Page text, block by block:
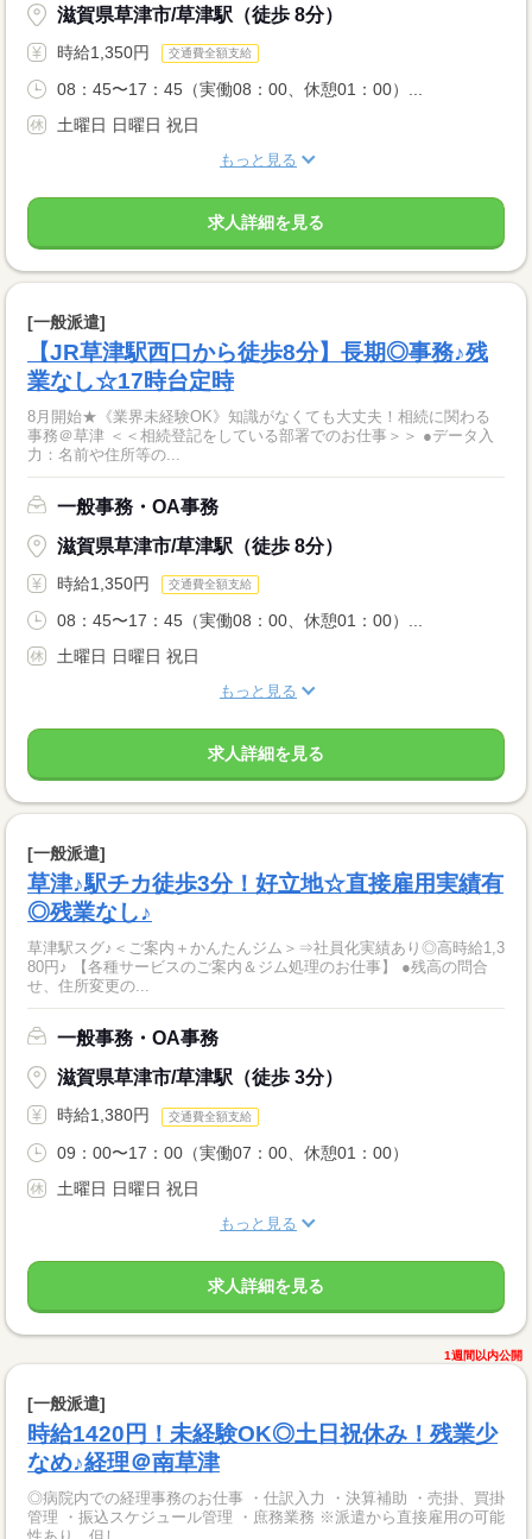
滋賀県草津市/草津駅（徒歩 8分）
時給1,350円 交通費全額支給
08：45〜17：45（実働08：00、休憩01：00）...
土曜日 日曜日 祝日
もっと見る
求人詳細を見る
[一般派遣]
【JR草津駅西口から徒歩8分】長期◎事務♪残
業なし☆17時台定時
8月開始★《業界未経験OK》知識がなくても大丈夫！相続に関わる
事務＠草津 ＜＜相続登記をしている部署でのお仕事＞＞ ●データ入
力：名前や住所等の...
一般事務・OA事務
滋賀県草津市/草津駅（徒歩 8分）
時給1,350円 交通費全額支給
08：45〜17：45（実働08：00、休憩01：00）...
土曜日 日曜日 祝日
もっと見る
求人詳細を見る
[一般派遣]
草津♪駅チカ徒歩3分！好立地☆直接雇用実績有
◎残業なし♪
草津駅スグ♪＜ご案内＋かんたんジム＞⇒社員化実績あり◎高時給1,3
80円♪ 【各種サービスのご案内＆ジム処理のお仕事】 ●残高の問合
せ、住所変更の...
一般事務・OA事務
滋賀県草津市/草津駅（徒歩 3分）
時給1,380円 交通費全額支給
09：00〜17：00（実働07：00、休憩01：00）
土曜日 日曜日 祝日
もっと見る
求人詳細を見る
1週間以内公開
[一般派遣]
時給1420円！未経験OK◎土日祝休み！残業少
なめ♪経理＠南草津
◎病院内での経理事務のお仕事 ・仕訳入力 ・決算補助 ・売掛、買掛
管理 ・振込スケジュール管理 ・庶務業務 ※派遣から直接雇用の可能